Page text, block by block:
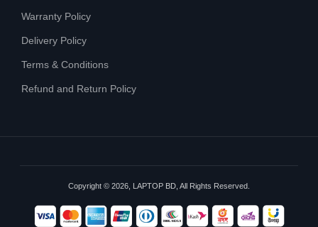
Warranty Policy
Delivery Policy
Terms & Conditions
Refund and Return Policy
Copyright © 2026, LAPTOP BD, All Rights Reserved.